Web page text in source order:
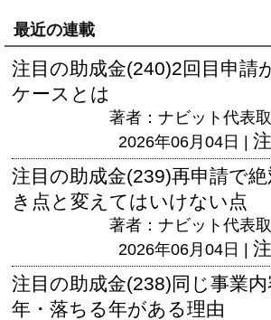
最近の連載
注目の助成金(240)2回目申請
ケースとは
著者：ナビット代表
2026年06月04日 |
注目の助成金(239)再申請で
き点と変えてはいけない点
著者：ナビット代表
2026年06月04日 |
注目の助成金(238)同じ事業
年・落ちる年がある理由